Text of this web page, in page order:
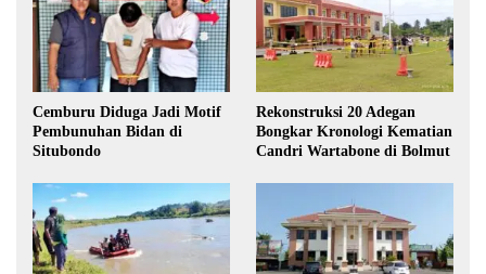
Cemburu Diduga Jadi Motif
Pembunuhan Bidan di
Situbondo
Rekonstruksi 20 Adegan
Bongkar Kronologi Kematian
Candri Wartabone di Bolmut